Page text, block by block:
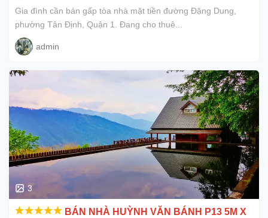
Gia đình cần bán gấp tòa nhà mặt tiền đường Đặng Dung,
phường Tân Định, Quận 1. Đang cho thuê...
admin
3
BÁN NHÀ HUỲNH VĂN BÁNH P13 5M X